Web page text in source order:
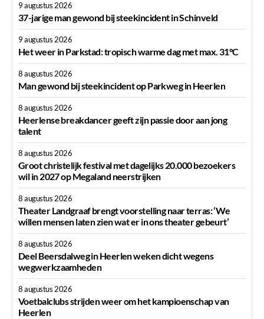
9 augustus 2026
37-jarige man gewond bij steekincident in Schinveld
9 augustus 2026
Het weer in Parkstad: tropisch warme dag met max. 31°C
8 augustus 2026
Man gewond bij steekincident op Parkweg in Heerlen
8 augustus 2026
Heerlense breakdancer geeft zijn passie door aan jong
talent
8 augustus 2026
Groot christelijk festival met dagelijks 20.000 bezoekers
wil in 2027 op Megaland neerstrijken
8 augustus 2026
Theater Landgraaf brengt voorstelling naar terras: ‘We
willen mensen laten zien wat er in ons theater gebeurt’
8 augustus 2026
Deel Beersdalweg in Heerlen weken dicht wegens
wegwerkzaamheden
8 augustus 2026
Voetbalclubs strijden weer om het kampioenschap van
Heerlen